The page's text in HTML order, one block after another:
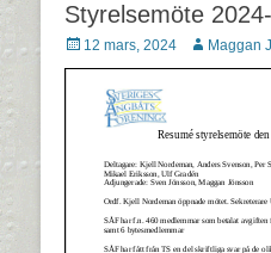
Styrelsemöte
Postades
den
12 mars, 2024 Författare
Maggan J